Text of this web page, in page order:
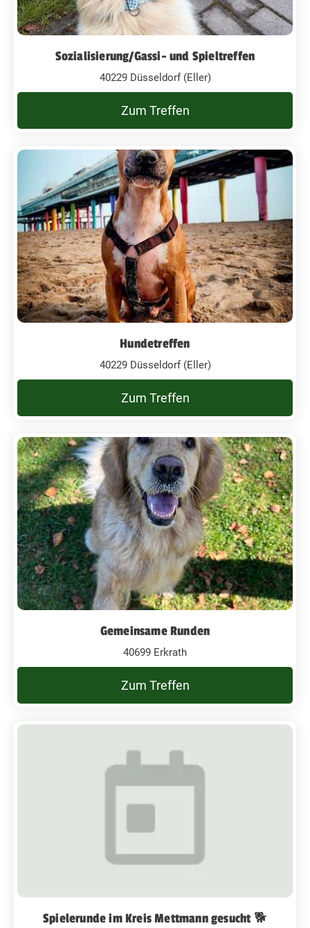
Sozialisierung/Gassi- und Spieltreffen
40229 Düsseldorf (Eller)
Zum Treffen
Hundetreffen
40229 Düsseldorf (Eller)
Zum Treffen
Gemeinsame Runden
40699 Erkrath
Zum Treffen
Spielerunde im Kreis Mettmann gesucht 🐕